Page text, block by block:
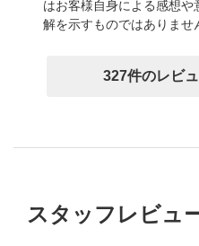
はお客様自身による感想
解を示すものではありませ
327件のレビ
スタッフレビュ